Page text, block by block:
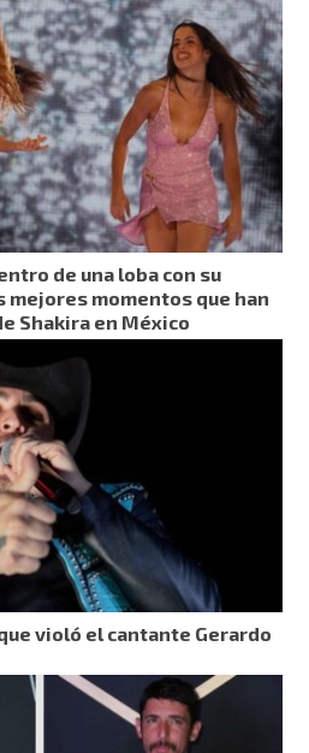
de una loba con su
mejores momentos que han
Shakira en México
violó el cantante Gerardo